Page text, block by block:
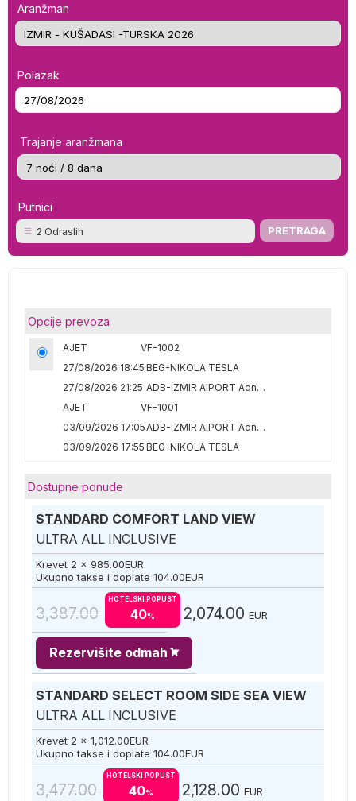
Aranžman
Polazak
Trajanje aranžmana
Putnici
2 Odraslih
Opcije prevoza
AJET
VF-1002
27/08/2026 18:45 BEG-NIKOLA TESLA
27/08/2026 21:25
ADB-IZMIR AIPORT Adnan Menderes
AJET
VF-1001
03/09/2026 17:05
ADB-IZMIR AIPORT Adnan Menderes
03/09/2026 17:55 BEG-NIKOLA TESLA
Dostupne ponude
STANDARD COMFORT LAND VIEW
ULTRA ALL INCLUSIVE
Krevet 2 x 985.00EUR
Ukupno takse i doplate 104.00EUR
3,387.00
HOTELSKI POPUST
40% 2,074.00 EUR
Rezervišite odmah
STANDARD SELECT ROOM SIDE SEA VIEW
ULTRA ALL INCLUSIVE
Krevet 2 x 1,012.00EUR
Ukupno takse i doplate 104.00EUR
3,477.00
HOTELSKI POPUST
40% 2,128.00 EUR